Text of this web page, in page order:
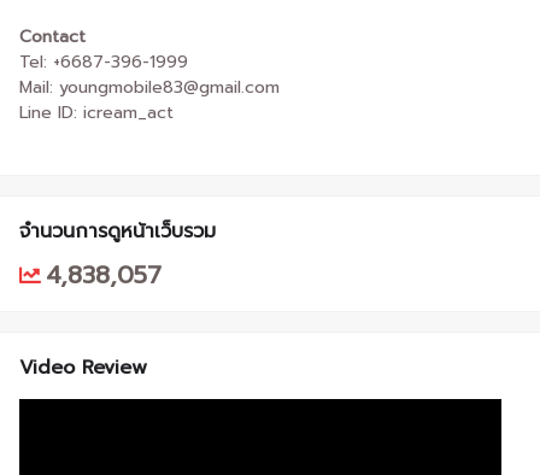
Contact
Tel: +6687-396-1999
Mail: youngmobile83@gmail.com
Line ID: icream_act
จำนวนการดูหน้าเว็บรวม
4,838,057
Video Review